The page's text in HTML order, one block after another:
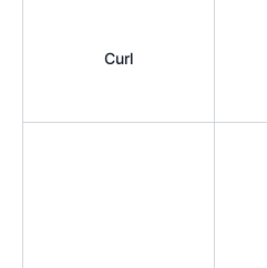
Curl